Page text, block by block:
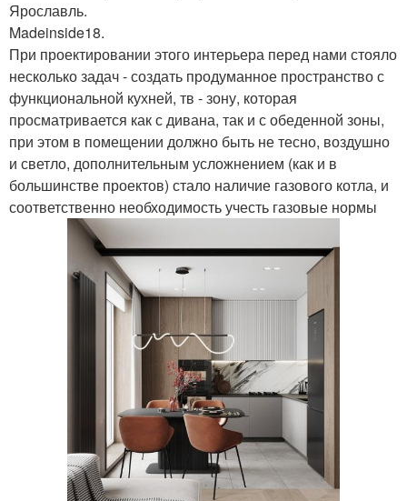
Ярославль.
Madeinside18.
При проектировании этого интерьера перед нами стояло
несколько задач - создать продуманное пространство с
функциональной кухней, тв - зону, которая
просматривается как с дивана, так и с обеденной зоны,
при этом в помещении должно быть не тесно, воздушно
и светло, дополнительным усложнением (как и в
большинстве проектов) стало наличие газового котла, и
соответственно необходимость учесть газовые нормы